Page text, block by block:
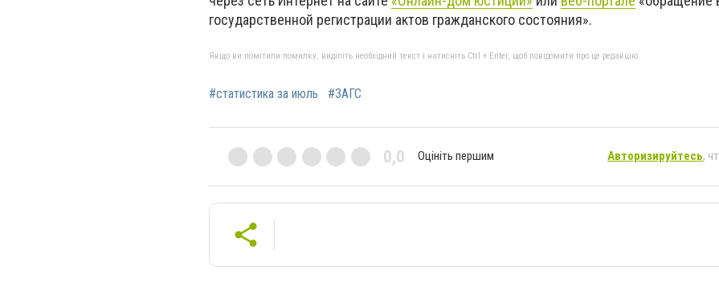
государственной регистрации актов гражданского состояния».
Якщо ви помітили помилку, виділіть необхідний текст і натисніть Ctrl + Enter, щоб повідомити про це редакцію
#статистика за июль #ЗАГС
0,0 Оцініть першим Авторизируйтесь,